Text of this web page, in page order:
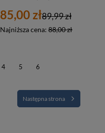
85,00 zł
Najniższa cena: 88,00 zł
89,99 zł
4 5 6
Następna strona